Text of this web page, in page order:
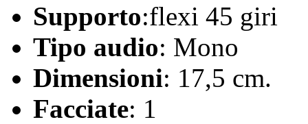
Supporto:flexi 45 giri
Tipo audio: Mono
Dimensioni: 17,5 cm.
Facciate: 1